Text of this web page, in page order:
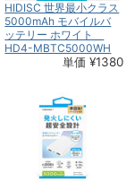
HIDISC 世界最小クラス
5000mAh モバイルバ
ッテリー ホワイト
HD4-MBTC5000WH
単価 ¥1380